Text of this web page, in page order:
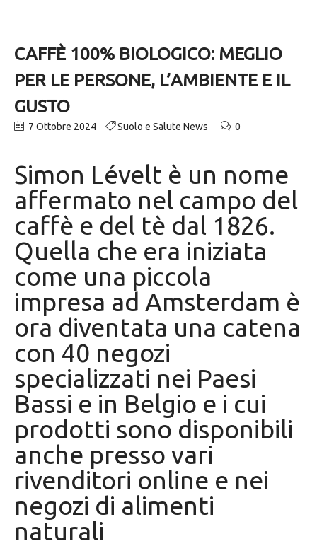
CAFFÈ 100% BIOLOGICO: MEGLIO
PER LE PERSONE, L’AMBIENTE E IL
GUSTO
7 Ottobre 2024 Suolo e Salute News 0
Simon Lévelt è un nome
affermato nel campo del
caffè e del tè dal 1826.
Quella che era iniziata
come una piccola
impresa ad Amsterdam è
ora diventata una catena
con 40 negozi
specializzati nei Paesi
Bassi e in Belgio e i cui
prodotti sono disponibili
anche presso vari
rivenditori online e nei
negozi di alimenti
naturali